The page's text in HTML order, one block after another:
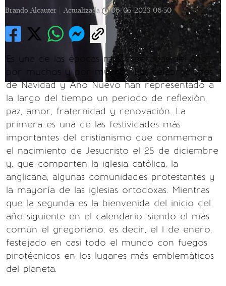
Brando Alcauter |
Actualizada 06/05/2023 06:50
Es una de las épocas más esperadas del año
por muchos y por muchas. Las celebraciones
de Navidad y Año Nuevo han representado a
la largo del tiempo un periodo de reflexión,
paz, amor, fraternidad y renovación. La
primera es una de las festividades más
importantes del cristianismo que conmemora
el nacimiento de Jesucristo el 25 de diciembre
y, que comparten la iglesia católica, la
anglicana, algunas comunidades protestantes y
la mayoría de las iglesias ortodoxas. Mientras
que la segunda es la bienvenida del inicio del
año siguiente en el calendario, siendo el más
común el gregoriano, es decir, el 1 de enero,
festejado en casi todo el mundo con fuegos
pirotécnicos en los lugares más emblemáticos
del planeta.